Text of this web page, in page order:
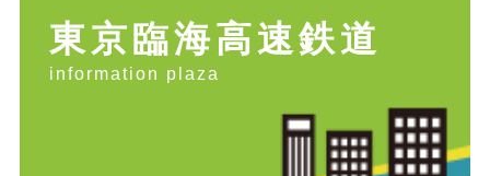
東京臨海高速鉄道
information plaza